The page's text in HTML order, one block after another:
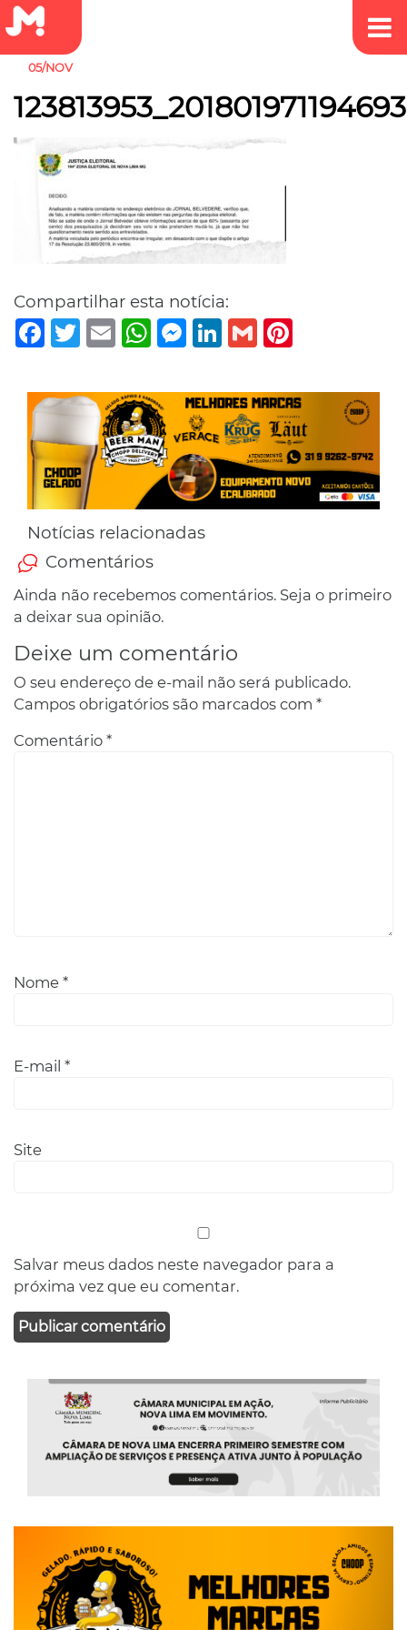
05/NOV
Compartilhar esta notícia:
Facebook
TwitterEmail WhatsAppMessenger
LinkedIn
Gmail
Notícias relacionadas
Comentários
Ainda não recebemos comentários. Seja o primeiro
a deixar sua opinião.
Deixe um comentário
O seu endereço de e-mail não será publicado.
Campos obrigatórios são marcados com *
Comentário *
Nome *
E-mail *
Site
Salvar meus dados neste navegador para a
próxima vez que eu comentar.